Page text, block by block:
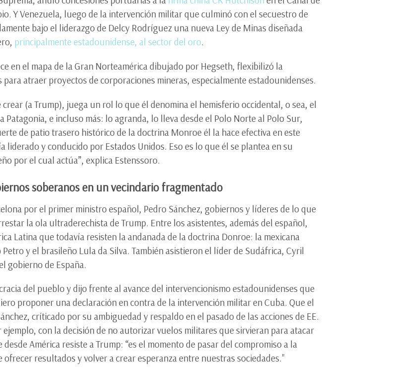
Y Venezuela, luego de la intervención militar que culminó con el secuestro de
bajo el liderazgo de Delcy Rodríguez una nueva Ley de Minas diseñada
principalmente estadounidense, al sector del oro.
en el mapa de la Gran Norteamérica dibujado por Hegseth, flexibilizó la
atraer proyectos de corporaciones mineras, especialmente estadounidenses.
(a Trump), juega un rol lo que él denomina el hemisferio occidental, o sea, el
Patagonia, e incluso más: lo agranda, lo lleva desde el Polo Norte al Polo Sur,
de patio trasero histórico de la doctrina Monroe él la hace efectiva en este
y conducido por Estados Unidos. Eso es lo que él se plantea en su
por el cual actúa”, explica Estenssoro.
soberanos en un vecindario fragmentado
por el primer ministro español, Pedro Sánchez, gobiernos y líderes de lo que
la ola ultraderechista de Trump. Entre los asistentes, además del español,
Latina que todavía resisten la andanada de la doctrina Donroe: la mexicana
y el brasileño Lula da Silva. También asistieron el líder de Sudáfrica, Cyril
gobierno de España.
del pueblo y dijo frente al avance del intervencionismo estadounidenses que
proponer una declaración en contra de la intervención militar en Cuba. Que el
críticado por su ambiguedad y respaldo en el pasado de las acciones de EE.
con la decisión de no autorizar vuelos militares que sirvieran para atacar
América resiste a Trump: “es el momento de pasar del compromiso a la
resultados y volver a crear esperanza entre nuestras sociedades."